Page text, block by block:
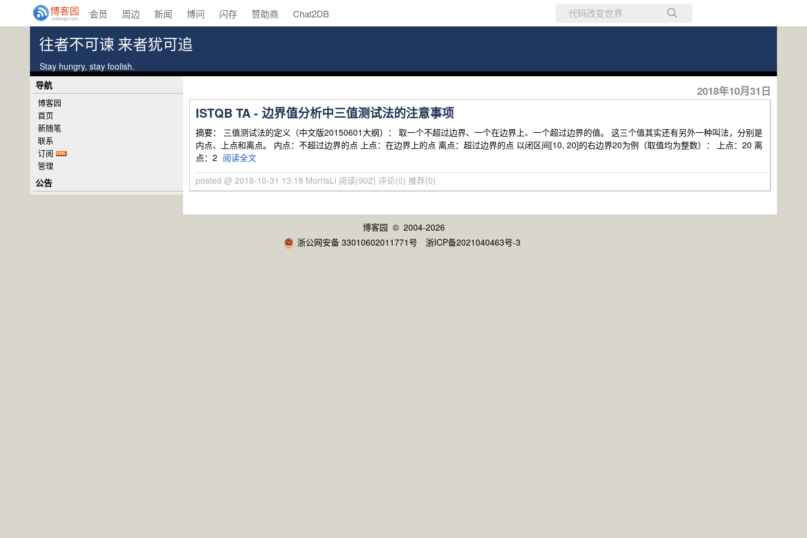
会员 周边 新闻 博问 闪存 赞助商 Chat2DB
往者不可谏 来者犹可追
Stay hungry, stay foolish.
2018年10月31日
ISTQB TA - 边界值分析中三值测试法的注意事项
摘要： 三值测试法的定义（中文版20150601大纲）： 取一个不超过边界、一个在边界上、一个超过边界的值。 这三个值其实还有另外一种叫法，分别是
内点、上点和离点。 内点：不超过边界的点 上点：在边界上的点 离点：超过边界的点 以闭区间[10, 20]的右边界20为例（取值均为整数）： 上点：20 离
点：2 阅读全文
posted @ 2018-10-31 13:18 MorrisLi 阅读(902) 评论(0) 推荐(0)
导航
博客园
首页
新随笔
联系
订阅
管理
公告
博客园 © 2004-2026
浙公网安备 33010602011771号
浙ICP备2021040463号-3